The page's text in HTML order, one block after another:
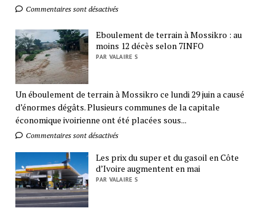
Commentaires sont désactivés
Eboulement de terrain à Mossikro : au
moins 12 décès selon 7INFO
PAR VALAIRE S
Un éboulement de terrain à Mossikro ce lundi 29 juin a causé
d’énormes dégâts. Plusieurs communes de la capitale
économique ivoirienne ont été placées sous...
Commentaires sont désactivés
Les prix du super et du gasoil en Côte
d’Ivoire augmentent en mai
PAR VALAIRE S